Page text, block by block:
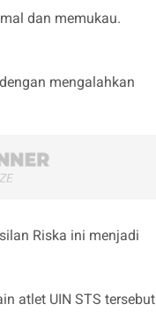
dan memukau.
mengalahkan
Riska ini menjadi
atlet UIN STS tersebut